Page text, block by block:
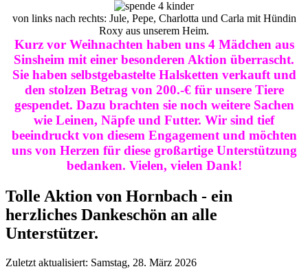
von links nach rechts: Jule, Pepe, Charlotta und Carla mit Hündin
Roxy aus unserem Heim.
Kurz vor Weihnachten haben uns 4 Mädchen aus
Sinsheim mit einer besonderen Aktion überrascht.
Sie haben selbstgebastelte Halsketten verkauft und
den stolzen Betrag von 200.-€ für unsere Tiere
gespendet. Dazu brachten sie noch weitere Sachen
wie Leinen, Näpfe und Futter. Wir sind tief
beeindruckt von diesem Engagement und möchten
uns von Herzen für diese großartige Unterstützung
bedanken. Vielen, vielen Dank!
Tolle Aktion von Hornbach - ein
herzliches Dankeschön an alle
Unterstützer.
Zuletzt aktualisiert: Samstag, 28. März 2026